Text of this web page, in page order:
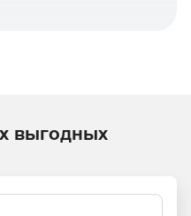
для обнаружения и
действия.
журналов, сохранять
выгодных